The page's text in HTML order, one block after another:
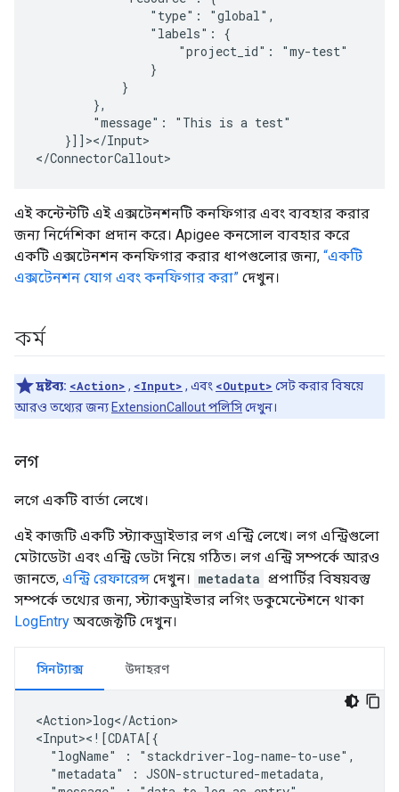
"type":
"labels":
"project_id":
"message":
"This is a
}]]></Input>
এই কন্টেন্টটি এই এক্সটেনশনটি কনফিগার এবং ব্যবহার করার
জন্য নির্দেশিকা প্রদান করে। Apigee কনসোল ব্যবহার করে
একটি এক্সটেনশন কনফিগার করার ধাপগুলোর জন্য, “একটি
এক্সটেনশন যোগ এবং কনফিগার করা” দেখুন।
কর্ম
দ্রষ্টব্য: <Action> , <Input> , এবং <Output> সেট করার বিষয়ে
আরও তথ্যের জন্য ExtensionCallout পলিসিদেখুন।
লগ
লগে একটি বার্তা লেখে।
এই কাজটি একটি স্ট্যাকড্রাইভার লগ এন্ট্রি লেখে। লগ এন্ট্রিগুলো
মেটাডেটা এবং এন্ট্রি ডেটা নিয়ে গঠিত। লগ এন্ট্রি সম্পর্কে আরও
জানতে, এন্ট্রি রেফারেন্স দেখুন। metadata প্রপার্টির বিষয়বস্তু
সম্পর্কে তথ্যের জন্য, স্ট্যাকড্রাইভার লগিং ডকুমেন্টেশনে থাকা
LogEntry অবজেক্টটি দেখুন।
সিনট্যাক্স উদাহরণ
<Action>log</Action>
"logName"
:
"metadata"
: